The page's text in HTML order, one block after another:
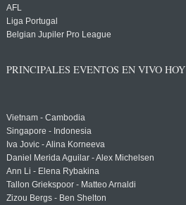
AFL
Liga Portugal
Belgian Jupiler Pro League
PRINCIPALES EVENTOS EN VIVO HOY
Vietnam - Cambodia
Singapore - Indonesia
Iva Jovic - Alina Korneeva
Daniel Merida Aguilar - Alex Michelsen
Ann Li - Elena Rybakina
Tallon Griekspoor - Matteo Arnaldi
Zizou Bergs - Ben Shelton